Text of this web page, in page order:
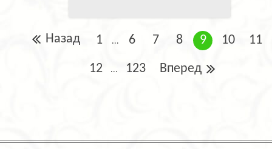
Назад 1 ... 6 7 8 9 10 11
12 ... 123 Вперед